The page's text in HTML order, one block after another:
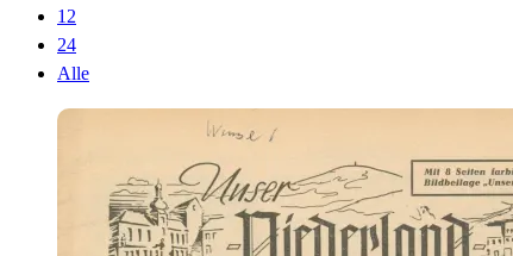
12
24
Alle